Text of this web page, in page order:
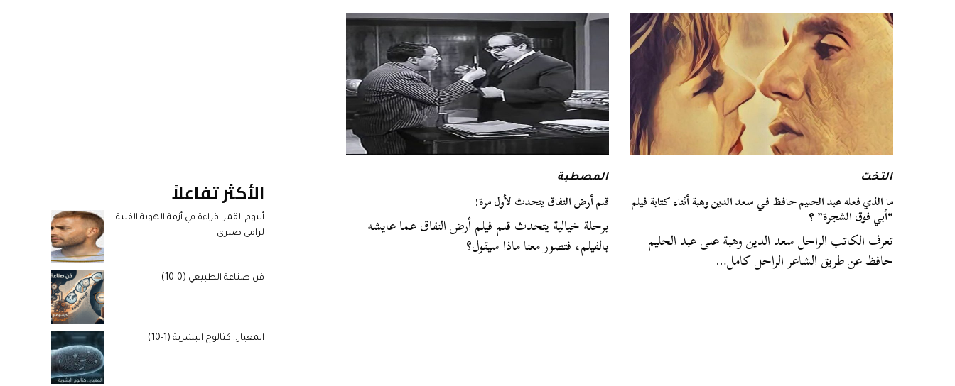
التخت
ما الذي فعله عبد الحليم حافظ في سعد الدين وهبة أثناء كتابة فيلم
“أبي فوق الشجرة” ؟
تعرف الكاتب الراحل سعد الدين وهبة على عبد الحليم
حافظ عن طريق الشاعر الراحل كامل…
المصطبة
قلم أرض النفاق يتحدث لأول مرة!
برحلة خيالية يتحدث قلم فيلم أرض النفاق عما عايشه
بالفيلم، فتصور معنا ماذا سيقول؟
الأكثر تفاعلاً
ألبوم القمر: قراءة في أزمة الهوية الفنية
لرامي صبري
فن صناعة الطبيعي (0-10)
المعيار.. كتالوج البشرية (1-10)